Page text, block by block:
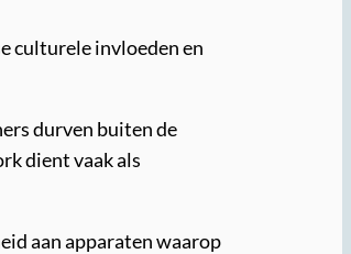
culturele invloeden en
durven buiten de
dient vaak als
aan apparaten waarop